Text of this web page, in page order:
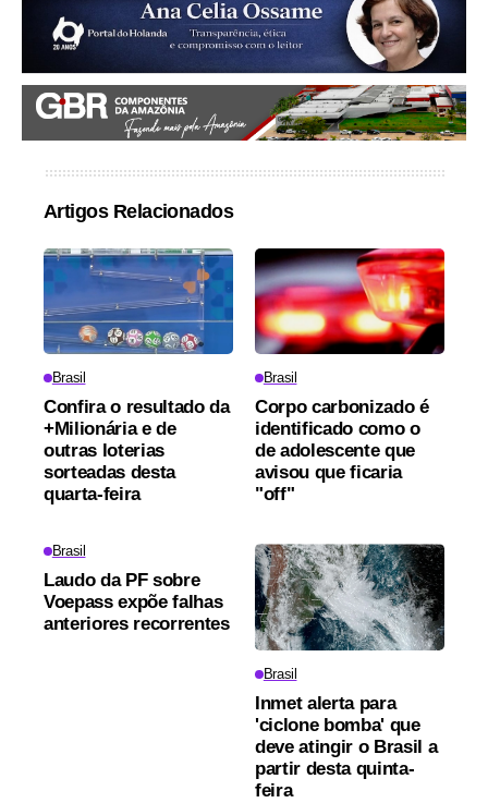
Artigos Relacionados
Brasil
Confira o resultado da
+Milionária e de
outras loterias
sorteadas desta
quarta-feira
Brasil
Corpo carbonizado é
identificado como o
de adolescente que
avisou que ficaria
"off"
Brasil
Laudo da PF sobre
Voepass expõe falhas
anteriores recorrentes
Brasil
Inmet alerta para
'ciclone bomba' que
deve atingir o Brasil a
partir desta quinta-
feira